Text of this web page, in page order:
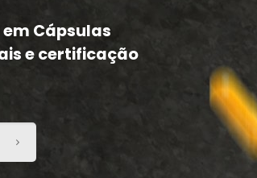
Cápsulas
e certificação